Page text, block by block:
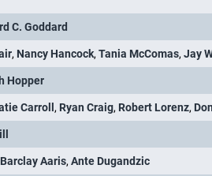
C. Goddard
, Nancy Hancock, Tania McComas, Jay
Hopper
Carroll , Ryan Craig, Robert Lorenz,
Aaris, Ante Dugandzic